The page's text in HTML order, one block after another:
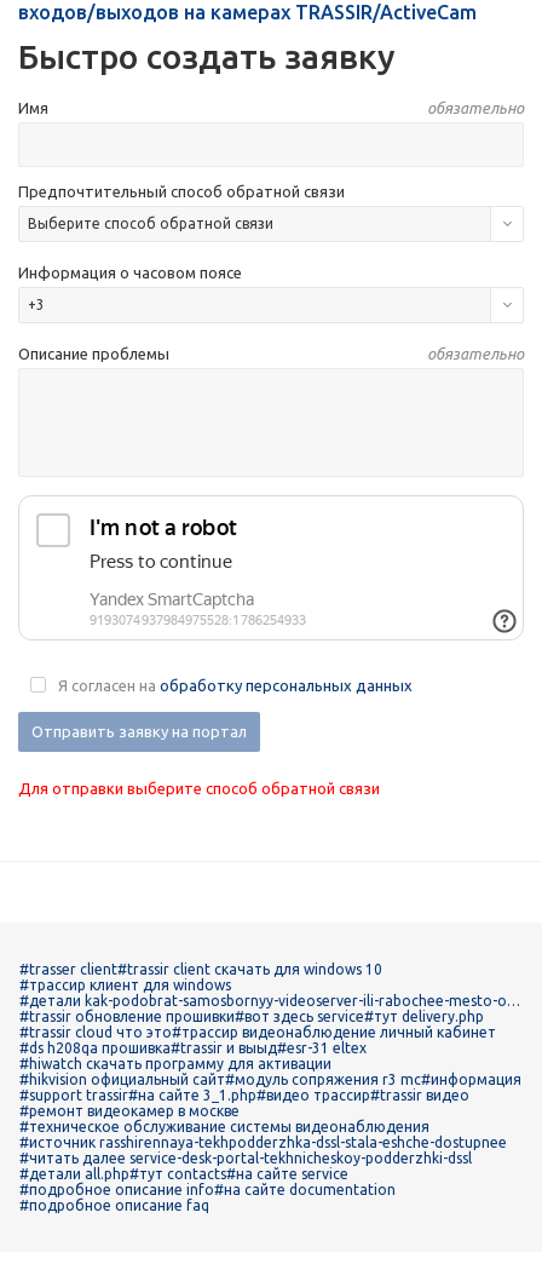
входов/выходов на камерах TRASSIR/ActiveCam
Быстро создать заявку
Имя обязательно
Предпочтительный способ обратной связи
Выберите способ обратной связи
Информация о часовом поясе
+3
Описание проблемы обязательно
Я согласен на обработку персональных данных
Отправить заявку на портал
Для отправки выберите способ обратной связи
#trasser client#trassir client скачать для windows 10
#трассир клиент для windows
#детали kak-podobrat-samosbornyy-videoserver-ili-rabochee-mesto-op
eratora-trassir
#trassir обновление прошивки#вот здесь service#тут delivery.php
#trassir cloud что это#трассир видеонаблюдение личный кабинет
#ds h208qa прошивка#trassir и выыд#esr-31 eltex
#hiwatch скачать программу для активации
#hikvision официальный сайт#модуль сопряжения r3 mc#информация
#support trassir#на сайте 3_1.php#видео трассир#trassir видео
#ремонт видеокамер в москве
#техническое обслуживание системы видеонаблюдения
#источник rasshirennaya-tekhpodderzhka-dssl-stala-eshche-dostupnee
#читать далее service-desk-portal-tekhnicheskoy-podderzhki-dssl
#детали all.php#тут contacts#на сайте service
#подробное описание info#на сайте documentation
#подробное описание faq